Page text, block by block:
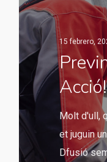
15 febrero,
Acció!
Molt d'ull,
et juguin
Dfusió